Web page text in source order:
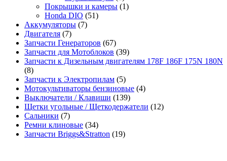
Покрышки и камеры (1)
Honda DIO (51)
Аккумуляторы (7)
Двигателя (7)
Запчасти Генераторов (67)
Запчасти для Мотоблоков (39)
Запчасти к Дизельным двигателям 178F 186F 175N 180N
(8)
Запчасти к Электропилам (5)
Мотокультиваторы бензиновые (4)
Выключатели / Клавиши (139)
Щетки угольные / Щеткодержатели (12)
Сальники (7)
Ремни клиновые (34)
Запчасти Briggs&Stratton (19)